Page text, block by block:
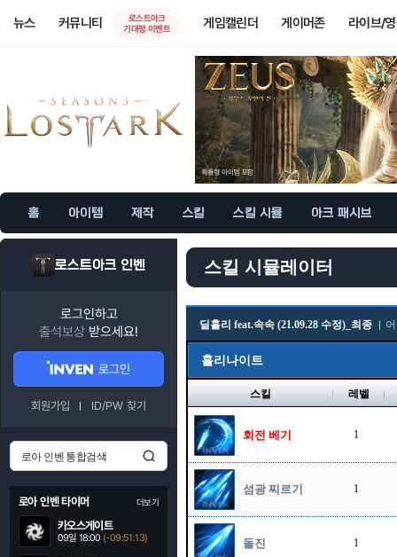
뉴스 커뮤니티
로스트아크
기대평 이벤트
게임캘린더 게이머존 라이브/
홈 아이템 제작 스킬 스킬 시뮬 아크 패시브
로스트아크 인벤
로그인하고
출석보상 받으세요!
로그인
회원가입 ID/PW 찾기
로아 인벤 타이머 더보기
카오스게이트
09일 18:00 (-09:51:12)
스킬 시뮬레이터
딜홀리 feat.속속 (21.09.28 수정)_최종
홀리나이트
스킬 레벨
회전 베기 1
섬광 찌르기 1
돌진 1